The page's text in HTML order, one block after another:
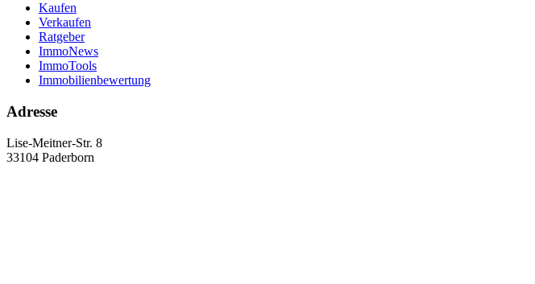
Kaufen
Verkaufen
Ratgeber
ImmoNews
ImmoTools
Immobilienbewertung
Adresse
Lise-Meitner-Str. 8
33104 Paderborn